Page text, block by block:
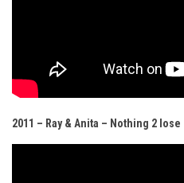
2011 – Ray & Anita – Nothing 2 lose